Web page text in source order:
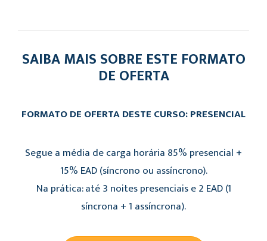
SAIBA MAIS SOBRE ESTE FORMATO
DE OFERTA
FORMATO DE OFERTA DESTE CURSO: PRESENCIAL
Segue a média de carga horária 85% presencial +
15% EAD (síncrono ou assíncrono).
Na prática: até 3 noites presenciais e 2 EAD (1
síncrona + 1 assíncrona).